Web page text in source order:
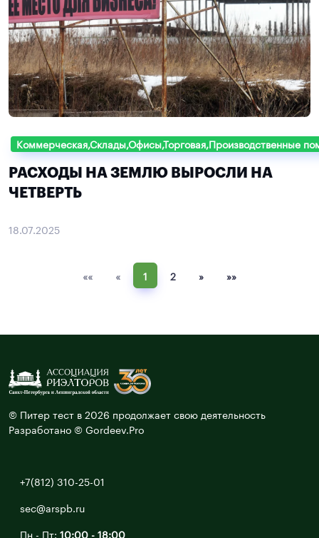
Коммерческая,Склады,Офисы,Торговая,Производственные
РАСХОДЫ НА ЗЕМЛЮ ВЫРОСЛИ НА
ЧЕТВЕРТЬ
18.07.2025
«« « 1 2 » »»
© Питер тест в 2026 продолжает свою деятельность
Разработано © Gordeev.Pro
+7(812) 310-25-01
sec@arspb.ru
Пн - Пт: 10:00 - 18:00